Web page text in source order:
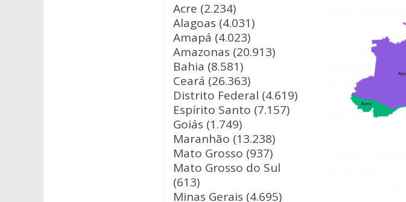
Acre (2.234)
Alagoas (4.031)
Amapá (4.023)
Amazonas (20.913)
Bahia (8.581)
Ceará (26.363)
Distrito Federal (4.619)
Espírito Santo (7.157)
Goiás (1.749)
Maranhão (13.238)
Mato Grosso (937)
Mato Grosso do Sul
(613)
Minas Gerais (4.695)